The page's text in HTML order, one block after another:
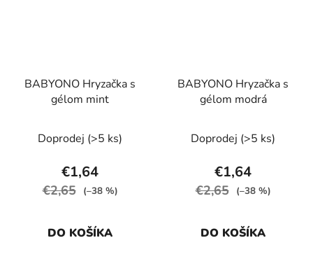
BABYONO Hryzačka s
gélom mint
Doprodej (>5 ks)
€1,64
€2,65 (–38 %)
DO KOŠÍKA
BABYONO Hryzačka s
gélom modrá
Doprodej (>5 ks)
€1,64
€2,65 (–38 %)
DO KOŠÍKA